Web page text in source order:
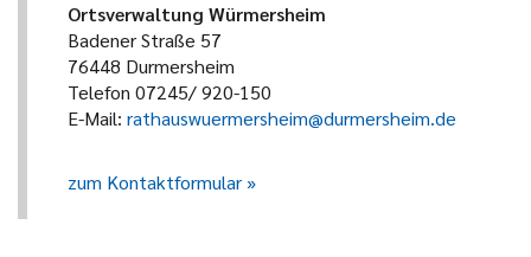
Ortsverwaltung Würmersheim
Badener Straße 57
76448 Durmersheim
Telefon 07245/ 920-150
E-Mail: rathauswuermersheim@durmersheim.de
zum Kontaktformular